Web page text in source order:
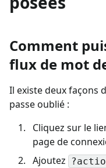
Comment
flux de mot
Il existe deux façons
passe oublié :
Cliquez sur le
page de
Ajoutez